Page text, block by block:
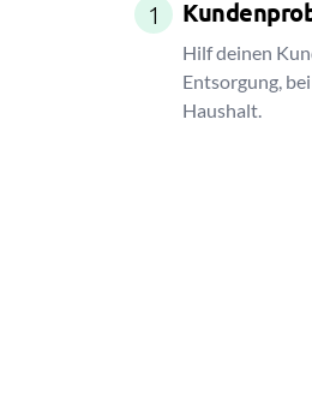
1
Hilf deinen
Entsorgung,
Haushalt.